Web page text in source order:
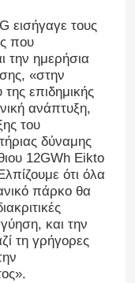
εισήγαγε τους
που
την ημερήσια
«στην
επιδημικής
ανάπτυξη,
του
δύναμης
12GWh Eikto
ότι όλα
πάρκο θα
και την
τη γρήγορες